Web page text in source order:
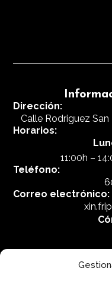
Dirección:
Calle Rodriguez San
Horarios:
11:00h –
Teléfono:
Correo electrónico: